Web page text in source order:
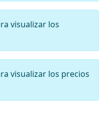
visualizar los
visualizar los precios